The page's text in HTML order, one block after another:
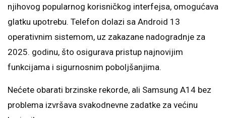
njihovog popularnog korisničkog interfejsa, omogućava
glatku upotrebu. Telefon dolazi sa Android 13
operativnim sistemom, uz zakazane nadogradnje za
2025. godinu, što osigurava pristup najnovijim
funkcijama i sigurnosnim poboljšanjima.
Nećete obarati brzinske rekorde, ali Samsung A14 bez
problema izvršava svakodnevne zadatke za većinu